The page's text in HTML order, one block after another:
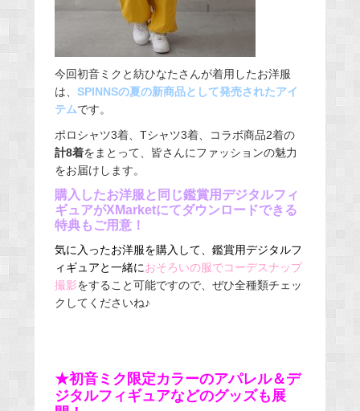
今回初音ミクと紡ひなたさんが着用したお洋服
は、 SPINNSの夏の新商品として発売されたアイ
テムです。
ポロシャツ3着、Tシャツ3着、コラボ商品2着の
計8着をまとって、皆さんにファッションの魅力
をお届けします。
購⼊したお洋服と同じ鑑賞⽤デジタルフィ
ギュアがXMarketにてダウンロードできる
特典もご用意！
気に入ったお洋服を購入して、鑑賞用デジタルフ
ィギュアと一緒におそろいの服でコーデスナップ
撮影をすること可能ですので、ぜひ全種類チェッ
クしてくださいね♪
★初音ミク限定カラーのアパレル＆デ
ジタルフィギュアなどのグッズも展